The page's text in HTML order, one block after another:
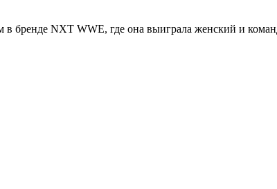
в бренде NXT WWE, где она выиграла женский и